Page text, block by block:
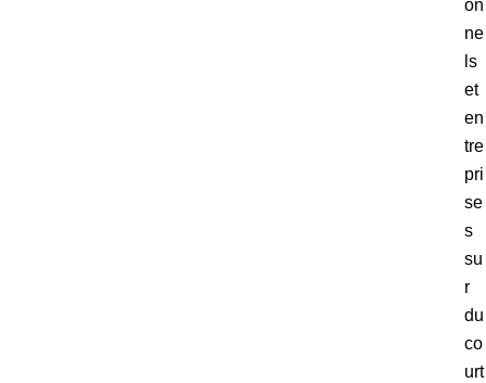
on
ne
ls
et
en
tre
pri
se
s
su
r
du
co
urt